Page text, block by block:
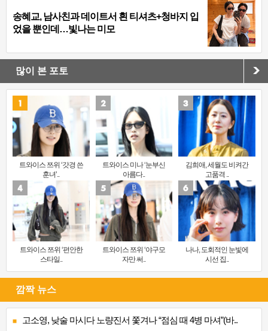
송혜교, 남사친과 데이트서 흰 티셔츠+청바지 입
었을 뿐인데…빛나는 미모
많이 본 포토
트와이스 쯔위 ‘갓경 쓴
훈녀’..
트와이스 미나 ‘눈부신
아름다..
김희애, 세월도 비켜간
고품격 ..
트와이스 쯔위 ‘편안한
스타일..
트와이스 쯔위 ‘야구모
자만 써..
나나, 도회적인 눈빛에
시선 집..
깜짝 뉴스
고소영, 낮술 마시다 노량진서 쫓겨나 “점심 때 4병 마셔”(바..